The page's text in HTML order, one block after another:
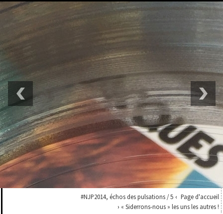
#NJP2014, échos des pulsations / 5
Page d'accueil
« Siderrons-nous » les uns les autres !